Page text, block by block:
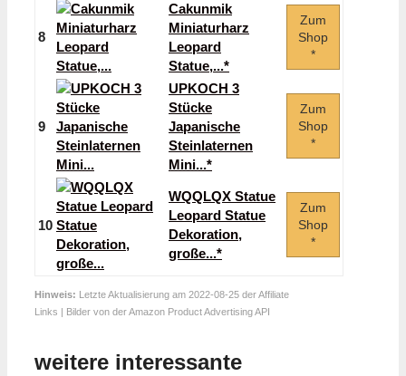
8
Cakunmik
Miniaturharz
Leopard
Statue,...*
Zum
Shop
*
9
UPKOCH 3
Stücke
Japanische
Steinlaternen
Mini...*
Zum
Shop
*
10
WQQLQX Statue
Leopard Statue
Dekoration,
große...*
Zum
Shop
*
Hinweis: Letzte Aktualisierung am 2022-08-25 der Affiliate
Links | Bilder von der Amazon Product Advertising API
weitere interessante